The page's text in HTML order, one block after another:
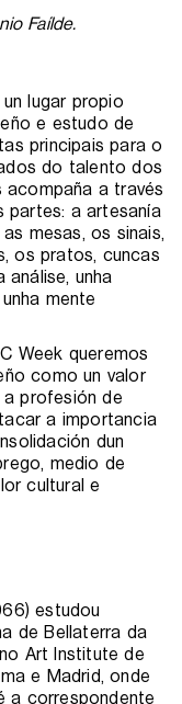
Faílde.
lugar propio
e estudo de
principais para o
do talento dos
acompaña a través
partes: a artesanía
mesas, os sinais,
os pratos, cuncas
unha
mente
Week queremos
como un valor
profesión de
a importancia
dun
medio de
cultural e
estudou
de Bellaterra da
Art Institute de
e Madrid, onde
a correspondente